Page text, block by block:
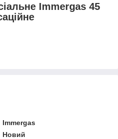
Immergas 45
Immergas
Новий